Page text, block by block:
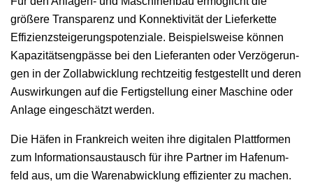
größere Trans­parenz und Kon­nek­tiv­ität der Liefer­kette
Effizien­zsteigerungspoten­ziale. Beispiel­sweise kön­nen
Kapaz­ität­sen­g­pässe bei den Liefer­an­ten oder Verzögerun­
gen in der Zol­lab­wick­lung rechtzeit­ig fest­gestellt und deren
Auswirkun­gen auf die Fer­tig­stel­lung ein­er Mas­chine oder
Anlage eingeschätzt werden.
Die Häfen in Frankre­ich weit­en ihre dig­i­tal­en Plat­tfor­men
zum Infor­ma­tion­saus­tausch für ihre Part­ner im Hafenum­
feld aus, um die Waren­ab­wick­lung effizien­ter zu machen.